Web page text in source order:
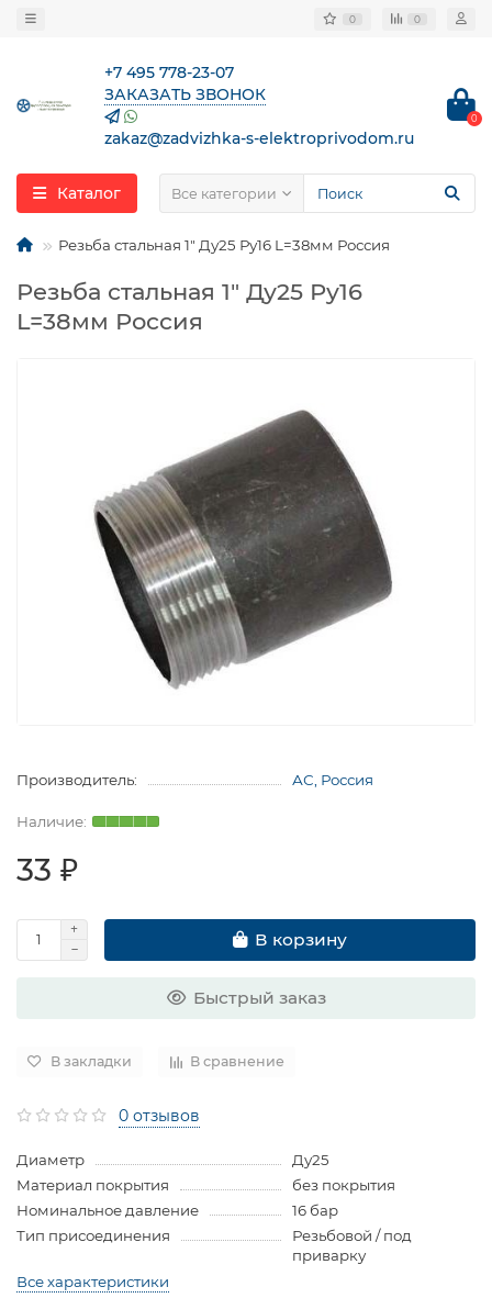
0 0
+7 495 778-23-07
ЗАКАЗАТЬ ЗВОНОК
zakaz@zadvizhka-s-elektroprivodom.ru
0
Каталог Все категории
Резьба стальная 1″ Ду25 Ру16 L=38мм Россия
Резьба стальная 1″ Ду25 Ру16
L=38мм Россия
Производитель: АС, Россия
33 ₽
В корзину
Быстрый заказ
В закладки В сравнение
0 отзывов
Диаметр
Ду25
Материал покрытия
без покрытия
Номинальное давление
16 бар
Тип присоединения
Резьбовой / под
приварку
Все характеристики